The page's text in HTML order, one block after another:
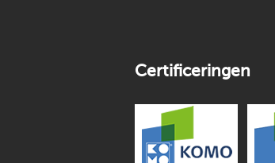
Certificeringen